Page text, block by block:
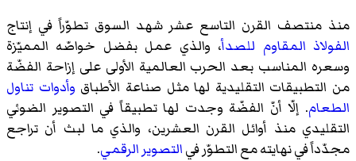
منذ منتصف القرن التاسع عشر شهد السوق تطوّراً في إنتاج
الفولاذ المقاوم للصدأ، والذي عمل بفضل خواصّه المميّزة
وسعره المناسب بعد الحرب العالمية الأولى على إزاحة الفضّة
من التطبيقات التقليدية لها مثل صناعة الأطباق وأدوات تناول
الطعام. إلّا أنّ الفضّة وجدت لها تطبيقاً في التصوير الضوئي
التقليدي منذ أوائل القرن العشرين، والذي ما لبث أن تراجع
مجدّداً في نهايته مع التطوّر فيالتصوير الرقمي.